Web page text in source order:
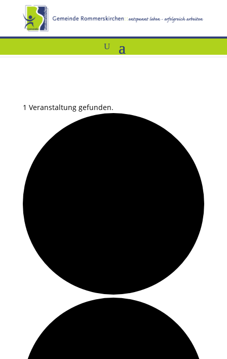
1 Veranstaltung gefunden.